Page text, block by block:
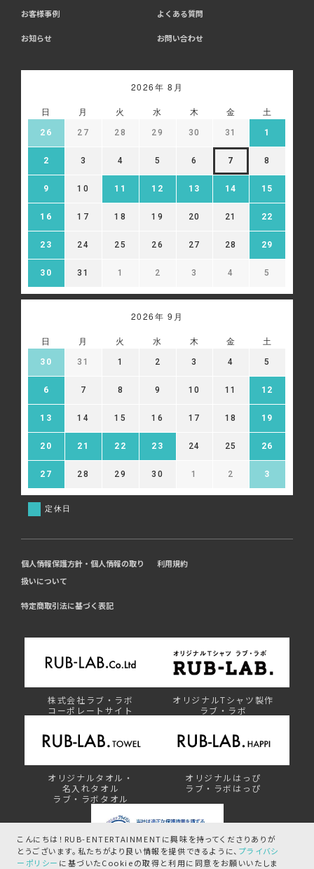
こんにちは！RUB-ENTERTAINMENTに興味を持ってくださりありが
とうございます。 私たちがより良い情報を提供できるように、 プライバシ
ーポリシー に基づいたCookieの取得と利用に同意をお願いいたしま
お客様事例 よくある質問
お知らせ お問い合わせ
2026年 8月
日 月 火 水 木 金 土
26 27 28 29 30 31 1
2 3 4 5 6 7 8
9 10 11 12 13 14 15
16 17 18 19 20 21 22
23 24 25 26 27 28 29
30 31 1 2 3 4 5
2026年 9月
日 月 火 水 木 金 土
30 31 1 2 3 4 5
6 7 8 9 10 11 12
13 14 15 16 17 18 19
20 21 22 23 24 25 26
27 28 29 30 1 2 3
定休日
個人情報保護方針・個人情報の取り
扱いについて
利用規約
特定商取引法に基づく表記
株式会社ラブ・ラボ
コーポレートサイト
オリジナルTシャツ製作
ラブ・ラボ
オリジナルタオル・
名入れタオル
ラブ・ラボタオル
オリジナルはっぴ
ラブ・ラボはっぴ
プライバシーマーク制度